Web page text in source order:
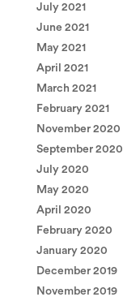
July 2021
June 2021
May 2021
April 2021
March 2021
February 2021
November 2020
September 2020
July 2020
May 2020
April 2020
February 2020
January 2020
December 2019
November 2019